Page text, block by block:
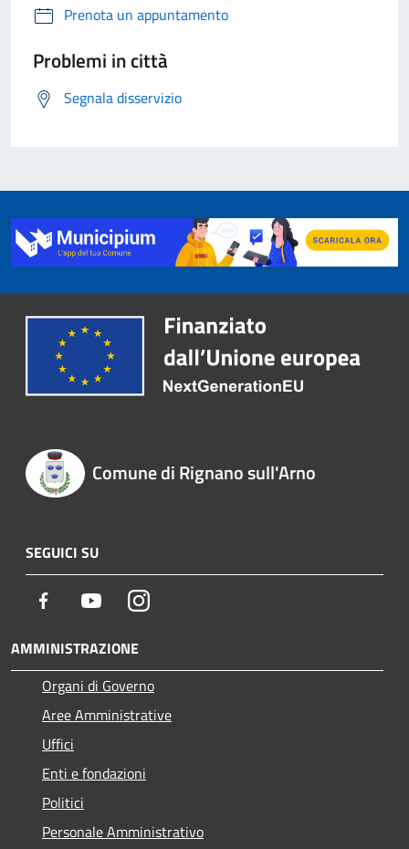
Prenota un appuntamento
Problemi in città
Segnala disservizio
Comune di Rignano sull'Arno
SEGUICI SU
Facebook YoutubeInstagram
AMMINISTRAZIONE
Organi di Governo
Aree Amministrative
Uffici
Enti e fondazioni
Politici
Personale Amministrativo